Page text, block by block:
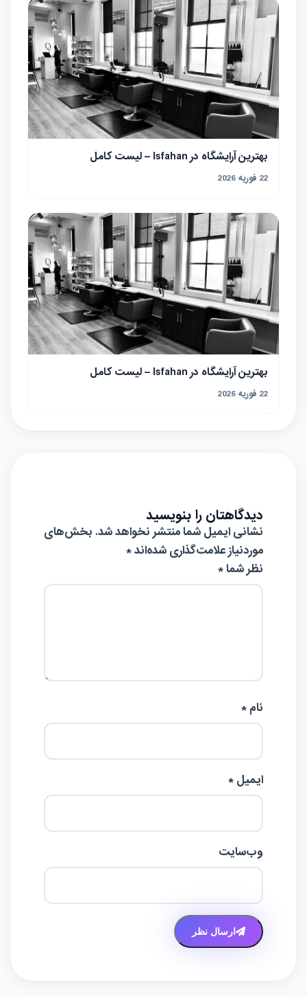
بهترین آرایشگاه در Isfahan – لیست کامل
22 فوریه 2026
بهترین آرایشگاه در Isfahan – لیست کامل
22 فوریه 2026
دیدگاهتان را بنویسید
نشانی ایمیل شما منتشر نخواهد شد. بخش‌های
موردنیاز علامت‌گذاری شده‌اند*
نظر شما *
نام *
ایمیل *
وب‌سایت
ارسال نظر